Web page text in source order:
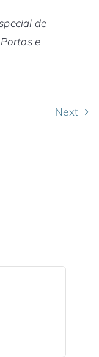
de
e
Next